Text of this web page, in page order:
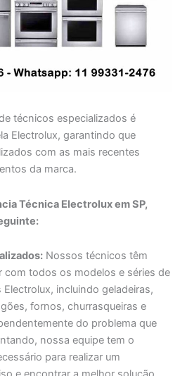
técnicos especializados é
Electrolux, garantindo que
com as mais recentes
da marca.
Técnica Electrolux em SP,
Nossos técnicos têm
com todos os modelos e séries de
incluindo geladeiras,
fornos, churrasqueiras e
do problema que
nossa equipe tem o
para realizar um